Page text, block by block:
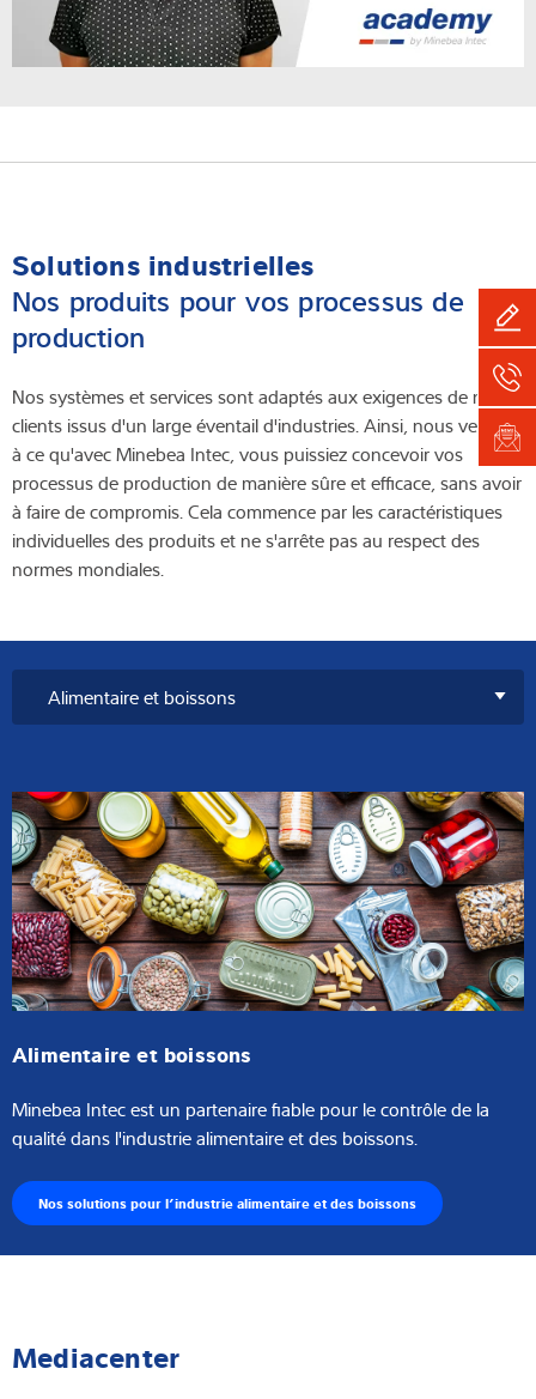
Solutions industrielles
Nos produits pour vos processus de
production
Nos systèmes et services sont adaptés aux exigences de nos
clients issus d'un large éventail d'industries. Ainsi, nous veillons
à ce qu'avec Minebea Intec, vous puissiez concevoir vos
processus de production de manière sûre et efficace, sans avoir
à faire de compromis. Cela commence par les caractéristiques
individuelles des produits et ne s'arrête pas au respect des
normes mondiales.
Alimentaire et boissons
Minebea Intec est un partenaire fiable pour le contrôle de la
qualité dans l'industrie alimentaire et des boissons.
Nos solutions pour l’industrie alimentaire et des boissons
Mediacenter